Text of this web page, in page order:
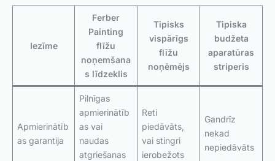
Iezīme
Ferber
Painting
flīžu
noņemšana
s līdzeklis
Tipisks
vispārīgs
flīžu
noņēmējs
Tipiska
budžeta
aparatūras
striperis
Apmierinātīb
as garantija
Pilnīgas
apmierinātīb
as vai
naudas
atgriešanas
Reti
piedāvāts,
vai stingri
ierobežots
Gandrīz
nekad
nepiedāvāts